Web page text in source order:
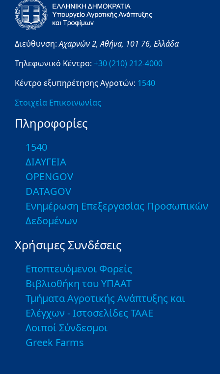
Διεύθυνση:Αχαρνών 2,Αθήνα, 101 76, Ελλάδα
Τηλεφωνικό Κέντρο: +30 (210) 212-4000
Κέντρο εξυπηρέτησης Αγροτών: 1540
Στοιχεία Επικοινωνίας
Πληροφορίες
1540
ΔΙΑΥΓΕΙΑ
OPENGOV
DATAGOV
Ενημέρωση Επεξεργασίας Προσωπικών
Δεδομένων
Χρήσιμες Συνδέσεις
Εποπτευόμενοι Φορείς
Βιβλιοθήκη του ΥΠΑΑΤ
Τμήματα Αγροτικής Ανάπτυξης και
Ελέγχων - Ιστοσελίδες ΤΑΑΕ
Λοιποί Σύνδεσμοι
Greek Farms